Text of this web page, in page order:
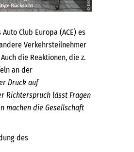
Club Europa (ACE) es
Verkehrsteilnehmer
die Reaktionen, die z.
an der
Druck auf
Richterspruch lässt Fragen
machen die Gesellschaft
des